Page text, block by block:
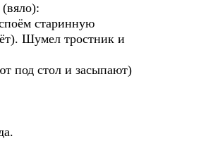
старинную
Шумел тростник и
под стол и засыпают)